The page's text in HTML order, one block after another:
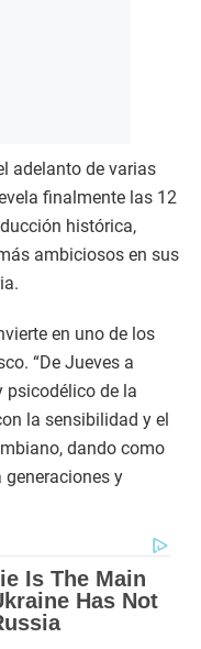
adelanto de varias
finalmente las 12
histórica,
ambiciosos en sus
en uno de los
“De Jueves a
psicodélico de la
la sensibilidad y el
dando como
y